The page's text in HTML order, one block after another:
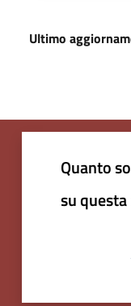
Ultimo
Quanto
su